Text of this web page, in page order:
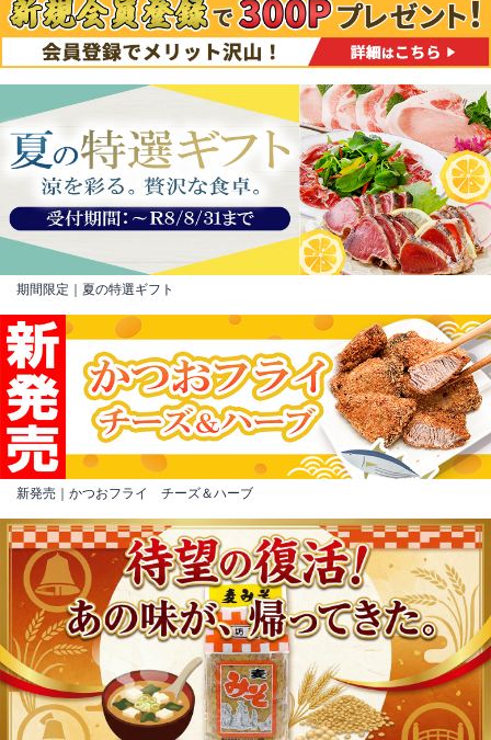
期間限定｜夏の特選ギフト
新発売｜かつおフライ チーズ＆ハーブ